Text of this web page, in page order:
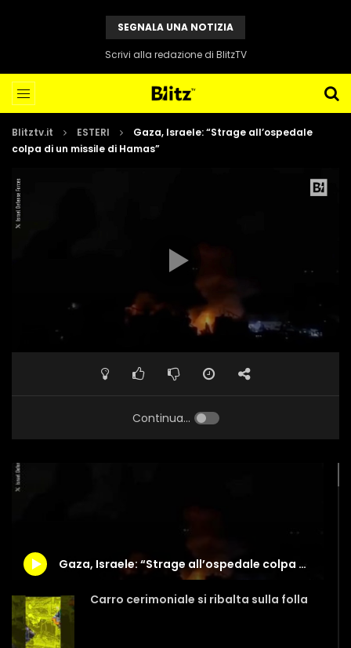
SEGNALA UNA NOTIZIA
Scrivi alla redazione di BlitzTV
Blitztv.it ESTERI
Gaza, Israele: “Strage all’ospedale
colpa di un missile di Hamas”
Continua...
Gaza, Israele: “Strage all’ospedale colpa di un missile di Hamas”
Carro cerimoniale si ribalta sulla folla